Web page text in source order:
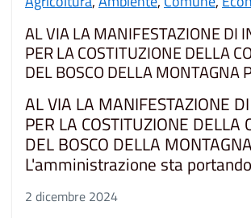
AL VIA LA MANIFESTAZIONE DI
PER LA COSTITUZIONE DELLA
DEL BOSCO DELLA MONTAGNA
AL VIA LA MANIFESTAZIONE
PER LA COSTITUZIONE DELLA
DEL BOSCO DELLA
L'amministrazione sta
2 dicembre 2024